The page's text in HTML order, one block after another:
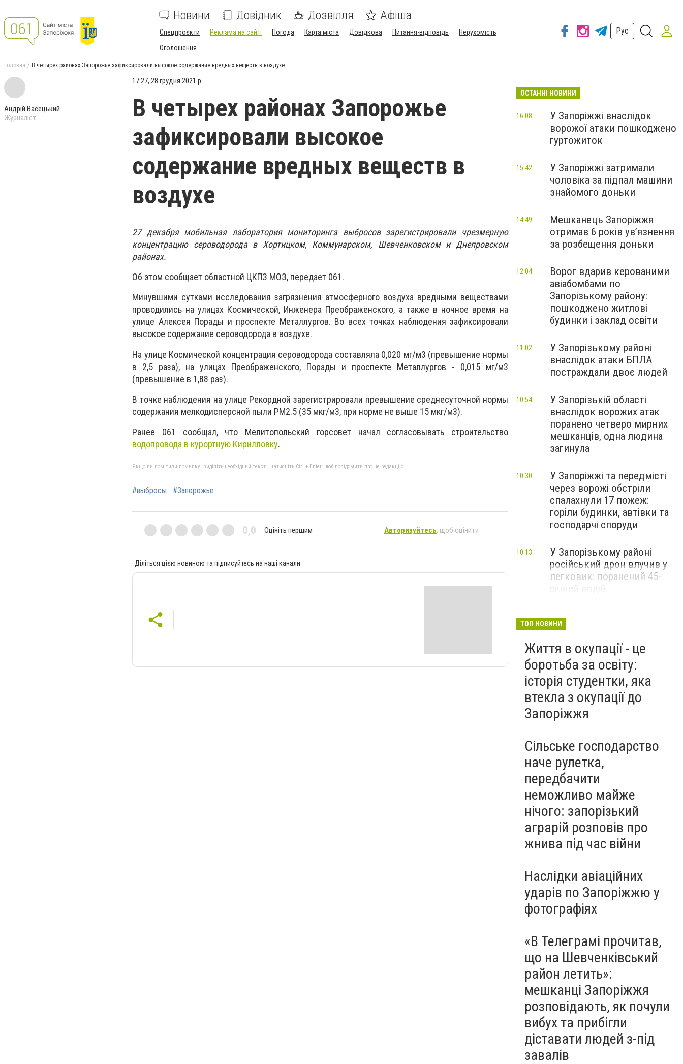
Новини Довідник Дозвілля Афіша
Спецпроєкти Реклама на сайті Погода Карта міста Довідкова Питання-відповідь
Нерухомість
Оголошення
Рус
Головна В четырех районах Запорожье зафиксировали высокое содержание вредных веществ в воздухе
Андрій Васецький
Журналіст
17:27, 28 грудня 2021 р.
В четырех районах Запорожье
зафиксировали высокое
содержание вредных веществ в
воздухе
27 декабря мобильная лаборатория мониторинга выбросов зарегистрировали чрезмерную
концентрацию сероводорода в Хортицком, Коммунарском, Шевченковском и Днепровском
районах.
Об этом сообщает областной ЦКПЗ МОЗ, передает 061.
Минувшими сутками исследования загрязнения атмосферного воздуха вредными веществами
проводились на улицах Космической, Инженера Преображенского, а также в ночное время на
улице Алексея Порады и проспекте Металлургов. Во всех точках наблюдения зафиксировали
высокое содержание сероводорода в воздухе.
На улице Космической концентрация сероводорода составляла 0,020 мг/м3 (превышение нормы
в 2,5 раза), на улицах Преображенского, Порады и проспекте Металлургов - 0,015 мг/м3
(превышение в 1,88 раз).
В точке наблюдения на улице Рекордной зарегистрировали превышение среднесуточной нормы
содержания мелкодисперсной пыли РМ2.5 (35 мкг/м3, при норме не выше 15 мкг/м3).
Ранее 061 сообщал, что Мелитопольский горсовет начал согласовывать строительство
водопровода в курортную Кирилловку.
Якщо ви помітили помилку, виділіть необхідний текст і натисніть Ctrl + Enter, щоб повідомити про це редакцію
#выбросы #Запорожье
0,0 Оцініть першим Авторизуйтесь, щоб оцінити
Діліться цією новиною та підписуйтесь на наші канали
ОСТАННІ НОВИНИ
У Запоріжжі внаслідок
ворожої атаки пошкоджено
гуртожиток
16:08
У Запоріжжі затримали
чоловіка за підпал машини
знайомого доньки
15:42
Мешканець Запоріжжя
отримав 6 років увʼязнення
за розбещення доньки
14:49
Ворог вдарив керованими
авіабомбами по
Запорізькому району:
пошкоджено житлові
будинки і заклад освіти
12:04
У Запорізькому районі
внаслідок атаки БПЛА
постраждали двоє людей
11:02
У Запорізькій області
внаслідок ворожих атак
поранено четверо мирних
мешканців, одна людина
загинула
10:54
У Запоріжжі та передмісті
через ворожі обстріли
спалахнули 17 пожеж:
горіли будинки, автівки та
господарчі споруди
10:30
У Запорізькому районі
російський дрон влучив у
легковик: поранений 45-
річний водій
10:13
ТОП НОВИНИ
Життя в окупації - це
боротьба за освіту:
історія студентки, яка
втекла з окупації до
Запоріжжя
Сільське господарство
наче рулетка,
передбачити
неможливо майже
нічого: запорізький
аграрій розповів про
жнива під час війни
Наслідки авіаційних
ударів по Запоріжжю у
фотографіях
«В Телеграмі прочитав,
що на Шевченківський
район летить»:
мешканці Запоріжжя
розповідають, як почули
вибух та прибігли
діставати людей з-під
завалів